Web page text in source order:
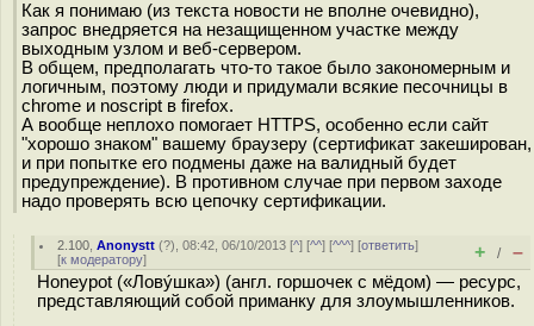
Как я понимаю (из текста новости не вполне очевидно),
запрос внедряется на незащищенном участке между
выходным узлом и веб-сервером.
В общем, предполагать что-то такое было закономерным и
логичным, поэтому люди и придумали всякие песочницы в
chrome и noscript в firefox.
А вообще неплохо помогает HTTPS, особенно если сайт
"хорошо знаком" вашему браузеру (сертификат закеширован,
и при попытке его подмены даже на валидный будет
предупреждение). В противном случае при первом заходе
надо проверять всю цепочку сертификации.
2.100 ,Anonystt (?), 08:42, 06/10/2013 [^] [^^] [^^^] [ответить]
[к модератору] + / –
Honeypot («Лову́шка») (англ. горшочек с мёдом) — ресурс,
представляющий собой приманку для злоумышленников.